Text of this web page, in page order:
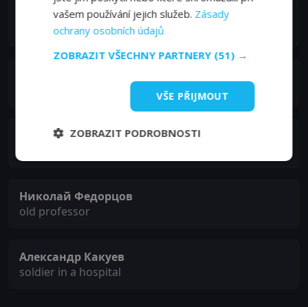
Людмила Егорова
Evgeniya Petrovna
Евгений Серзин
Николай Федорцов
old professor
Александр Какуев
soldier in a hospital
vašem používání jejich služeb. Zásady
ochrany osobních údajů
ZOBRAZIT VŠECHNY PARTNERY (51) →
VŠE PŘIJMOUT
ZOBRAZIT PODROBNOSTI